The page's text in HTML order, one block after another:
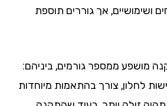
אך גוררים תוספת
ממספר גורמים, ביניהם:
צורך בהתאמות מיוחדות